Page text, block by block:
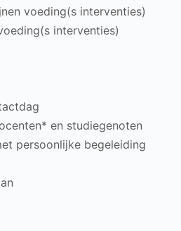
voeding(s interventies)
interventies)
en studiegenoten
persoonlijke begeleiding